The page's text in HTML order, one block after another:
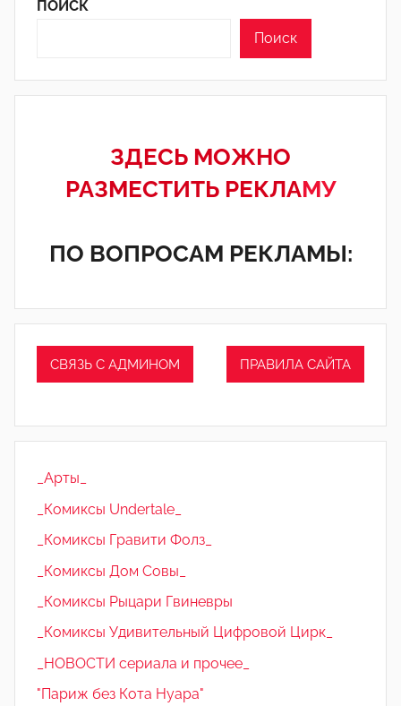
ПОИСК
Поиск
ЗДЕСЬ МОЖНО
РАЗМЕСТИТЬ РЕКЛАМУ
ПО ВОПРОСАМ РЕКЛАМЫ:
СВЯЗЬ С АДМИНОМ ПРАВИЛА САЙТА
_Арты_
_Комиксы Undertale_
_Комиксы Гравити Фолз_
_Комиксы Дом Совы_
_Комиксы Рыцари Гвиневры
_Комиксы Удивительный Цифровой Цирк_
_НОВОСТИ сериала и прочее_
"Париж без Кота Нуара"